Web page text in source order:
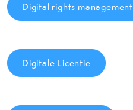
Digital rights management
Digitale Licentie